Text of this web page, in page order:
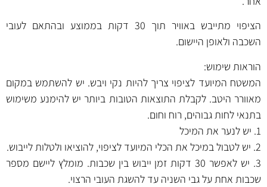
הציפוי מתייבש באוויר תוך 30 דקות בממוצע ובהתאם לעובי
השכבה ולאופן היישום.
הוראות שימוש:
המשטח המיועד לציפוי צריך להיות נקי ויבש. יש להשתמש במקום
מאוורר היטב. לקבלת התוצאות הטובות ביותר יש להימנע משימוש
בתנאי לחות גבוהים, רוח וחום.
1. יש לנער את המיכל
2. יש לטבול במיכל את הכלי המיועד לציפוי, להוציאו ולטלות לייבוש.
3. יש לאפשר 30 דקות זמן ייבוש בין שכבות. מומלץ ליישם מספר
שכבות אחת על גבי השניה עד להשגת העובי הרצוי.